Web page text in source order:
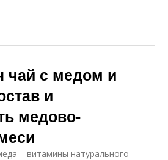
чай с медом и
и
медово-
– витамины натурального